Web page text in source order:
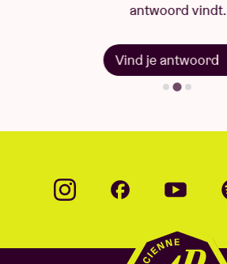
antwoord vindt.
Vind je antwoord